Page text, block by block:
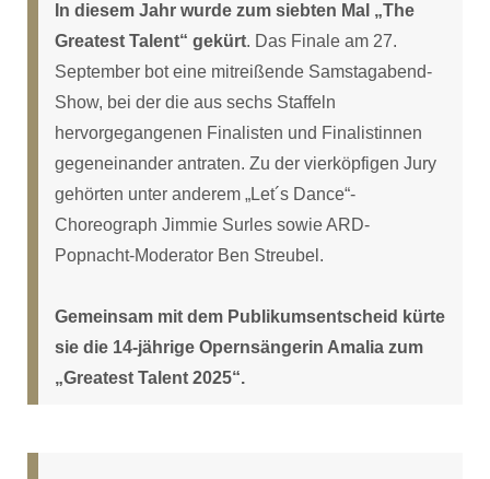
In diesem Jahr wurde zum siebten Mal „The
Greatest Talent“ gekürt. Das Finale am 27.
September bot eine mitreißende Samstagabend-
Show, bei der die aus sechs Staffeln
hervorgegangenen Finalisten und Finalistinnen
gegeneinander antraten. Zu der vierköpfigen Jury
gehörten unter anderem „Let´s Dance“-
Choreograph Jimmie Surles sowie ARD-
Popnacht-Moderator Ben Streubel.
Gemeinsam mit dem Publikumsentscheid kürte
sie die 14-jährige Opernsängerin Amalia zum
„Greatest Talent 2025“.